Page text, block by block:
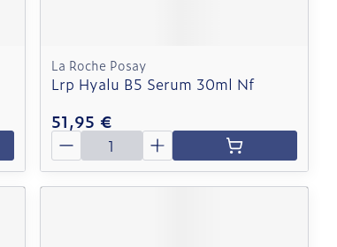
La Roche Posay
Lrp Hyalu B5 Serum 30ml Nf
51,95 €
Quantité